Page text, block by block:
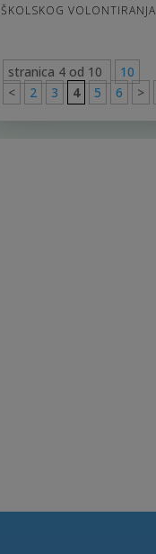
ŠKOLSKOG VOLONTIRANJA
stranica 4 od 10
10
<
2 3 4 5 6 >